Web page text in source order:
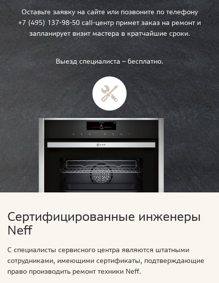
Оставьте заявку на сайте или позвоните по телефону
+7 (495) 137-98-50 call-центр примет заказ на ремонт и
запланирует визит мастера в кратчайшие сроки.
Выезд специалиста — бесплатно.
Сертифицированные инженеры
Neff
С специалисты сервисного центра являются штатными
сотрудниками, имеющими сертификаты, подтверждающие
право производить ремонт техники Neff.